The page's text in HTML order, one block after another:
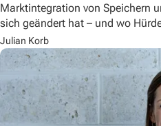
Marktintegration von Speichern
sich geändert hat – und wo
Julian Korb